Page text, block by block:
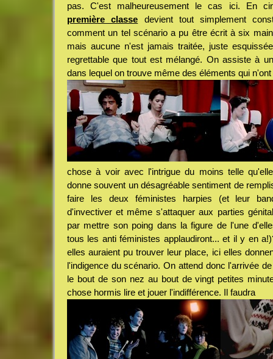
pas. C'est malheureusement le cas ici. En
première classe devient tout simplement
comment un tel scénario a pu être écrit à six
mais aucune n'est jamais traitée, juste
regrettable que tout est mélangé. On assiste à
dans lequel on trouve même des éléments qui
chose à voir avec l'intrigue du moins telle
donne souvent un désagréable sentiment de
faire les deux féministes harpies (et leur
d'invectiver et même s'attaquer aux parties
par mettre son poing dans la figure de l'une
tous les anti féministes applaudiront... et il y en
elles auraient pu trouver leur place, ici elles
l'indigence du scénario. On attend donc l'arrivée
le bout de son nez au bout de vingt petites
chose hormis lire et jouer l'indifférence. Il faudra